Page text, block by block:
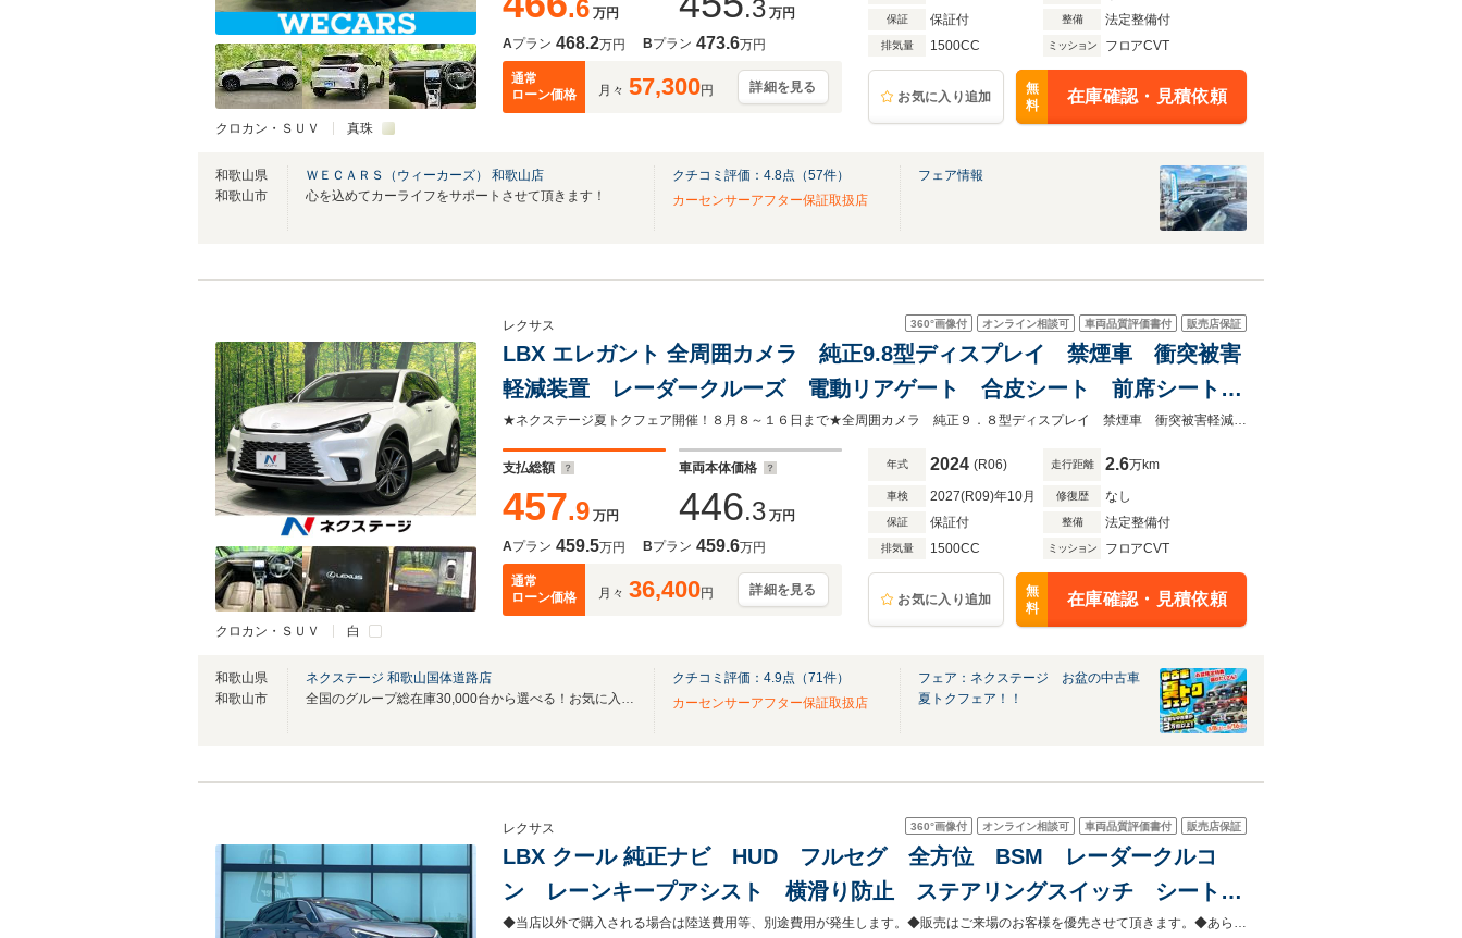
クロカン・ＳＵＶ 真珠
.6 万円 .3 万円
Aプラン 468.2万円 Bプラン 473.6万円
通常
ローン価格
月々 57,300円 詳細を見る
保証 保証付 整備 法定整備付
排気量 1500CC ミッション フロアCVT
お気に入り追加
無
料
在庫確認・見積依頼
和歌山県
和歌山市
ＷＥＣＡＲＳ（ウィーカーズ） 和歌山店
心を込めてカーライフをサポートさせて頂きます！
クチコミ評価： 4.8点（57件）
カーセンサーアフター保証取扱店
フェア情報
クロカン・ＳＵＶ 白
360°画像付 オンライン相談可 車両品質評価書付 販売店保証
レクサス
LBX エレガント 全周囲カメラ 純正9.8型ディスプレイ 禁煙車 衝突被害
軽減装置 レーダークルーズ 電動リアゲート 合皮シート 前席シートヒ
ーター パワーシート ドラレコ コーナーセンサー LEDヘッド
ETC2.0
★ネクステージ夏トクフェア開催！８月８～１６日まで★全周囲カメラ 純正９．８型ディスプレイ 禁煙車 衝突被害軽減装置 レーダークルーズ 電動リアゲート
支払総額
457.9 万円
車両本体価格
446.3 万円
Aプラン 459.5万円 Bプラン 459.6万円
通常
ローン価格
月々 36,400円 詳細を見る
年式 2024 (R06) 走行距離 2.6万km
車検 2027(R09)年10月 修復歴 なし
保証 保証付 整備 法定整備付
排気量 1500CC ミッション フロアCVT
お気に入り追加
無
料
在庫確認・見積依頼
和歌山県
和歌山市
ネクステージ 和歌山国体道路店
全国のグループ総在庫30,000台から選べる！お気に入りの愛車がきっと見つかります！
クチコミ評価： 4.9点（71件）
カーセンサーアフター保証取扱店
フェア：ネクステージ お盆の中古車
夏トクフェア！！
360°画像付 オンライン相談可 車両品質評価書付 販売店保証
レクサス
LBX クール 純正ナビ HUD フルセグ 全方位 BSM レーダークルコ
ン レーンキープアシスト 横滑り防止 ステアリングスイッチ シートヒ
ーター ステアリングスイッチ 電動リアゲート ETC LEDヘッド フォ◆当店以外で購入される場合は陸送費用等、別途費用が発生します。◆販売はご来場のお客様を優先させて頂きます。◆あらかじめご確認下さい※販売は一般のお客様に限ります。